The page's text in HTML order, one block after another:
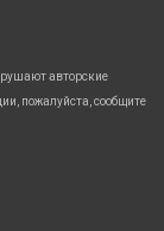
авторские
пожалуйста, сообщите